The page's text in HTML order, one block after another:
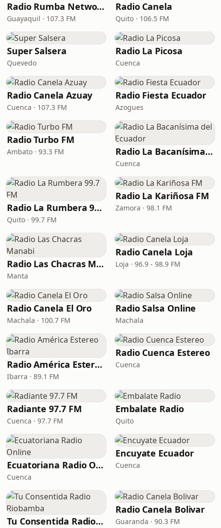
Radio Rumba Network
Guayaquil · 107.3 FM
Radio Canela
Quito · 106.5 FM
Super Salsera
Quevedo
Radio La Picosa
Cuenca
Radio Canela Azuay
Cuenca · 107.3 FM
Radio Fiesta Ecuador
Azogues
Radio Turbo FM
Ambato · 93.3 FM Radio La Bacanísima del Ecuador
Cuenca
Radio La Rumbera 99.7 FM
Quito · 99.7 FM
Radio La Kariñosa FM
Zamora · 98.1 FM
Radio Las Chacras Manabi
Manta
Radio Canela Loja
Loja · 96.9 - 98.9 FM
Radio Canela El Oro
Machala · 100.7 FM
Radio Salsa Online
Machala
Radio América Estereo Ibarra
Ibarra · 89.1 FM
Radio Cuenca Estereo
Cuenca
Radiante 97.7 FM
Cuenca · 97.7 FM
Embalate Radio
Quito
Ecuatoriana Radio Online
Cuenca
Encuyate Ecuador
Cuenca
Tu Consentida Radio Riobamba
Radio Canela Bolivar
Guaranda · 90.3 FM